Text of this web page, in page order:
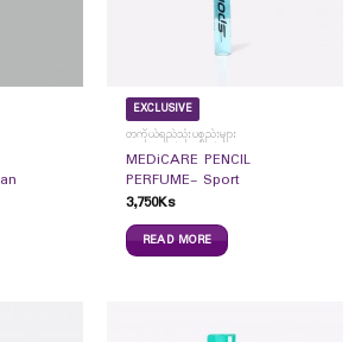
EXCLUSIVE
တကိုယ်ရည်သုံးပစ္စည်းများ
MEDiCARE PENCIL
PERFUME- Sport
3,750Ks
READ MORE